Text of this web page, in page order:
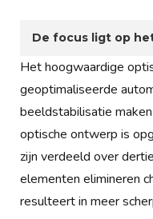
De focus ligt op
Het hoogwaardige
geoptimaliseerde
beeldstabilisatie
optische ontwerp is
zijn verdeeld over
elementen elimineren
resulteert in meer